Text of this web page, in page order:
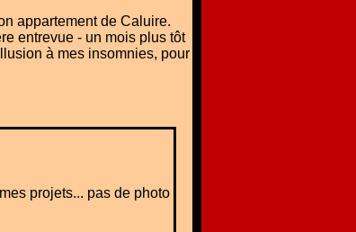
appartement de Caluire.
entrevue - un mois plus tôt
à mes insomnies, pour
projets... pas de photo